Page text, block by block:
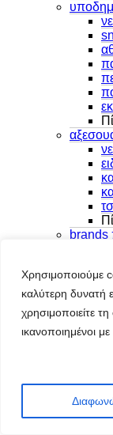
Χρησιμοποιούμε
καλύτερη δυνατή
χρησιμοποιείτε
ικανοποιημένοι με
brands